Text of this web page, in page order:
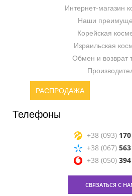
Интернет-магазин
Наши
Корейская
Израильская
Обмен и возврат
РАСПРОДАЖА
Телефоны
+38 (093)
+38 (067)
+38 (050)
СВЯЗАТЬСЯ С